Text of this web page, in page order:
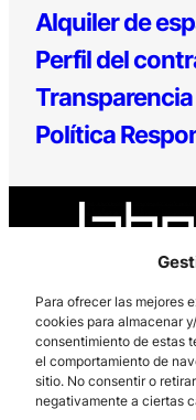
Para ofrecer las mejores
cookies para almacenar
consentimiento de estas
el comportamiento de
sitio. No consentir o
negativamente a ciertas
Alquiler de
Perfil del
Transparencia
Política
Los Prados, 121 –
985 185 577 –
Contacto